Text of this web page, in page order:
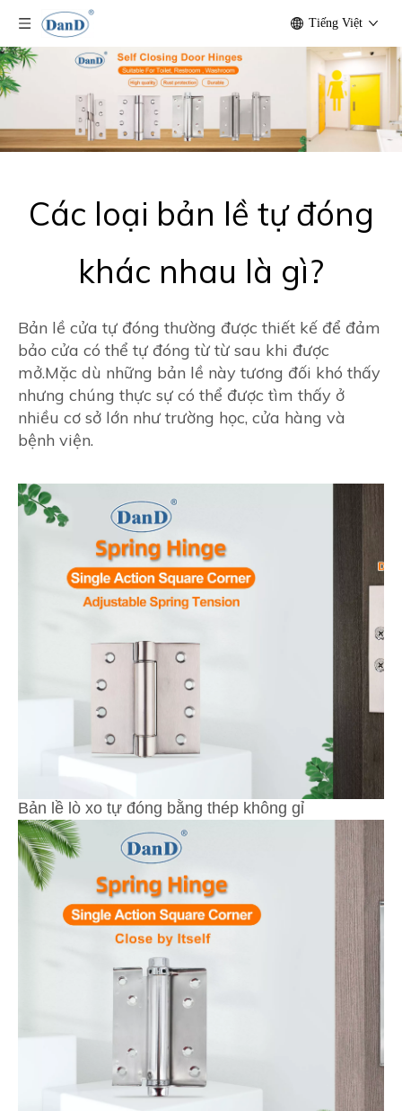
Tiếng Việt
Các loại bản lề tự đóng
khác nhau là gì?
Bản lề cửa tự đóng thường được thiết kế để đảm
bảo cửa có thể tự đóng từ từ sau khi được
mở.Mặc dù những bản lề này tương đối khó thấy
nhưng chúng thực sự có thể được tìm thấy ở
nhiều cơ sở lớn như trường học, cửa hàng và
bệnh viện.
Bản lề lò xo tự đóng bằng thép không gỉ